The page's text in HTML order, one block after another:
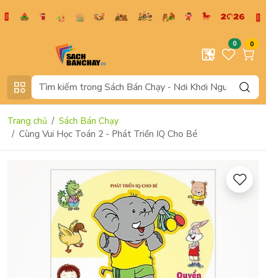
0 0
Trang chủ
Sách Bán Chạy
Cùng Vui Học Toán 2 - Phát Triển IQ Cho Bé